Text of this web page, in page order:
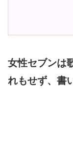
女性セブンは
れもせず、書